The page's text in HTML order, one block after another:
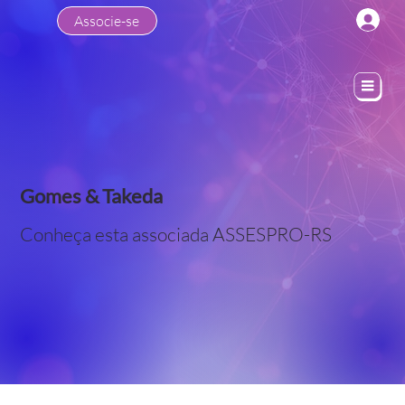
Associe-se
Gomes & Takeda
Conheça esta associada ASSESPRO-RS